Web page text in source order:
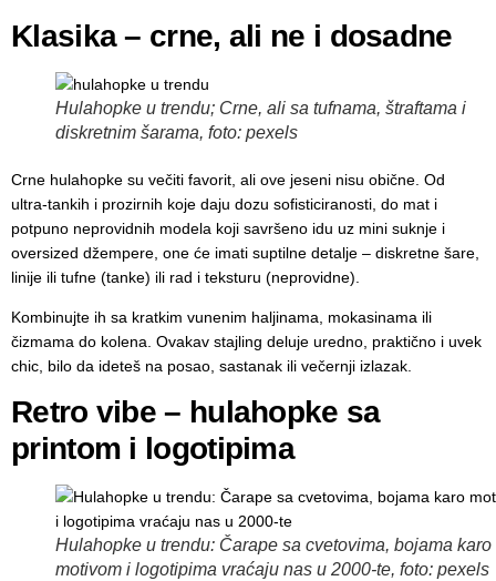
Klasika – crne, ali ne i dosadne
Hulahopke u trendu; Crne, ali sa tufnama, štraftama i
diskretnim šarama, foto: pexels
Crne hulahopke su večiti favorit, ali ove jeseni nisu obične. Od
ultra-tankih i prozirnih koje daju dozu sofisticiranosti, do mat i
potpuno neprovidnih modela koji savršeno idu uz mini suknje i
oversized džempere, one će imati suptilne detalje – diskretne šare,
linije ili tufne (tanke) ili rad i teksturu (neprovidne).
Kombinujte ih sa kratkim vunenim haljinama, mokasinama ili
čizmama do kolena. Ovakav stajling deluje uredno, praktično i uvek
chic, bilo da ideteš na posao, sastanak ili večernji izlazak.
Retro vibe – hulahopke sa
printom i logotipima
Hulahopke u trendu: Čarape sa cvetovima, bojama karo
motivom i logotipima vraćaju nas u 2000-te, foto: pexels